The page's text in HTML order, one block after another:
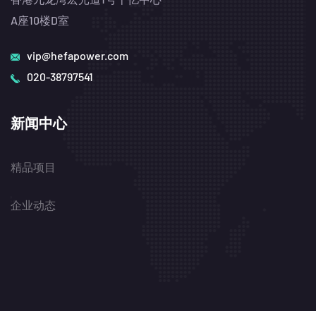
A座10楼D室
vip@hefapower.com
020-38797541
新闻中心
精品项目
企业动态